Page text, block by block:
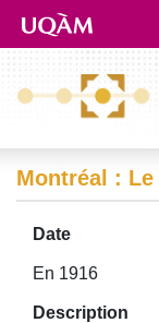
Aller directement au
Montréal :
Date
En 1916
Description